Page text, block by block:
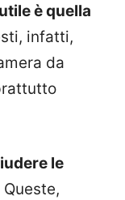
è quella
infatti,
da
le
Queste,